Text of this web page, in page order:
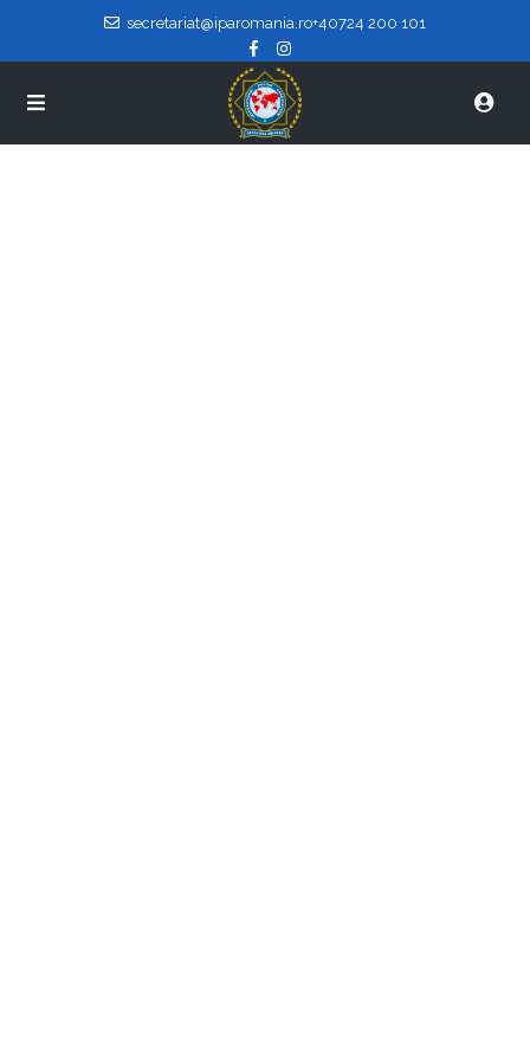
secretariat@iparomania.ro+40724 200 101